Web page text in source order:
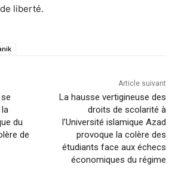
liberté.
du
de
Article suivant
La hausse vertigineuse des
droits de scolarité à
l’Université islamique Azad
provoque la colère des
étudiants face aux échecs
économiques du régime